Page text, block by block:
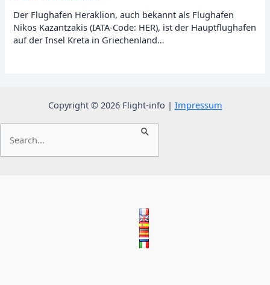
Der Flughafen Heraklion, auch bekannt als Flughafen
Nikos Kazantzakis (IATA-Code: HER), ist der Hauptflughafen
auf der Insel Kreta in Griechenland…
Copyright © 2026 Flight-info | Impressum
nach: